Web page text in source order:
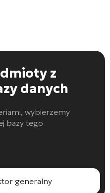
z
danych
wybierzemy
bazy tego
generalny